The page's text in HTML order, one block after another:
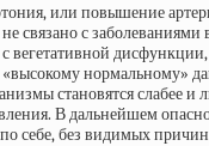
или повышение
связано с
вегетативной
«высокому нормальному»
становятся слабее и
В дальнейшем
себе, без видимых